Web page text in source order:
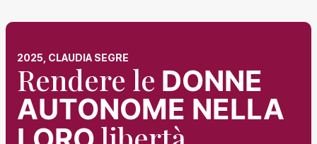
2025, CLAUDIA SEGRE
Rendere le DONNE
AUTONOME NELLA